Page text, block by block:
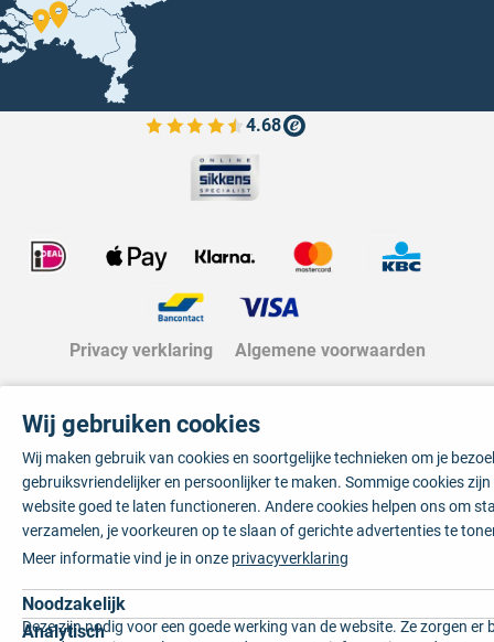
4.68
Bekijk de verfplaza beoordelingen
Privacy verklaring Algemene voorwaarden
Wij gebruiken cookies
Wij maken gebruik van cookies en soortgelijke technieken om je
gebruiksvriendelijker en persoonlijker te maken. Sommige cookies
website goed te laten functioneren. Andere cookies helpen ons om
verzamelen, je voorkeuren op te slaan of gerichte advertenties te
Meer informatie vind je in onze privacyverklaring
Noodzakelijk
Deze zijn nodig voor een goede werking van de website. Ze zorgen er
Analytisch